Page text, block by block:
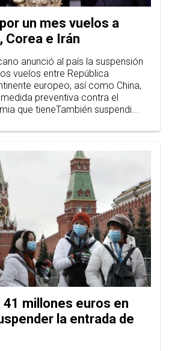
un mes vuelos a
Corea e Irán
anunció al país la suspensión
vuelos entre República
europeo, así como China,
preventiva contra el
que tieneTambién suspendi...
41 millones euros en
la entrada de